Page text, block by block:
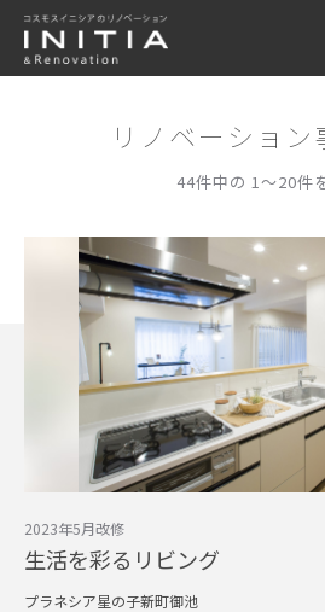
リノベーション
44件中の 1〜20件
2023年5月改修
生活を彩るリビング
プラネシア星の子新町御池